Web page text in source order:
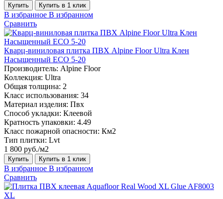
Купить Купить в 1 клик
В избранное В избранном
Сравнить
Кварц-виниловая плитка ПВХ Alpine Floor Ultra Клен
Насыщенный ECO 5-20
Производитель: Alpine Floor
Коллекция: Ultra
Общая толщина: 2
Класс использования: 34
Материал изделия: Пвх
Способ укладки: Клеевой
Кратность упаковки: 4.49
Класс пожарной опасности: Км2
Тип плитки: Lvt
1 800 руб./м2
Купить Купить в 1 клик
В избранное В избранном
Сравнить